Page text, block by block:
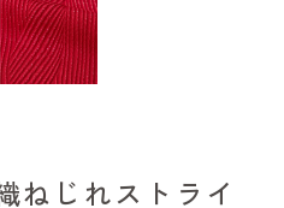
ねじれストライ